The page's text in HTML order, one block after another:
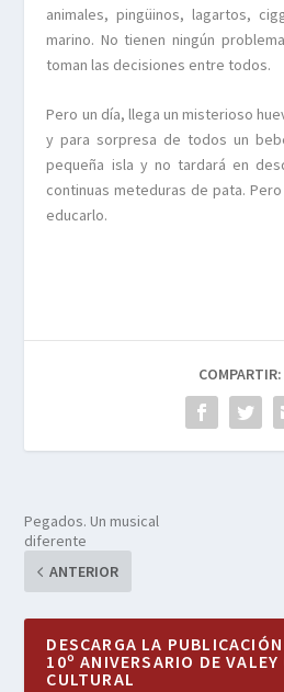
animales, pingüinos, lagartos,
marino. No tienen ningún
toman las decisiones entre todos.
Pero un día, llega un misterioso
y para sorpresa de todos un
pequeña isla y no tardará en
continuas meteduras de pata.
educarlo.
COMPARTIR:
Pegados. Un musical
diferente
ANTERIOR
DESCARGA LA
10º ANIVERSARIO DE VALEY
CULTURAL